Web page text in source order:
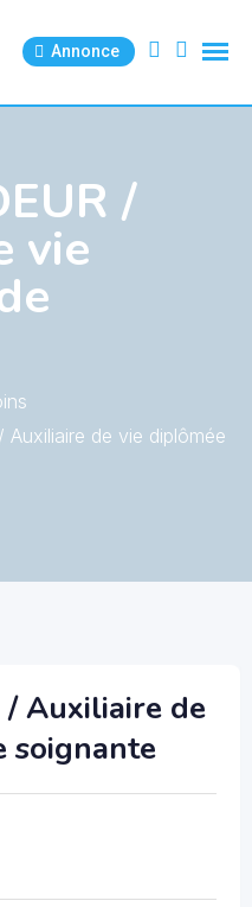
Annonce
/
vie
Auxiliaire de vie diplômée
/ Auxiliaire de
soignante